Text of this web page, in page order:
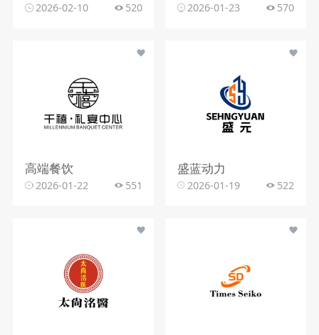
2026-02-10 520 2026-01-23 570
高端餐饮
2026-01-22 551
盛蓝动力
2026-01-19 522